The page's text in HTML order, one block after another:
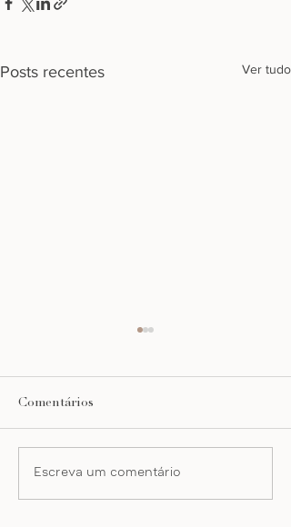
Posts recentes Ver tudo
Comentários
Escreva um comentário